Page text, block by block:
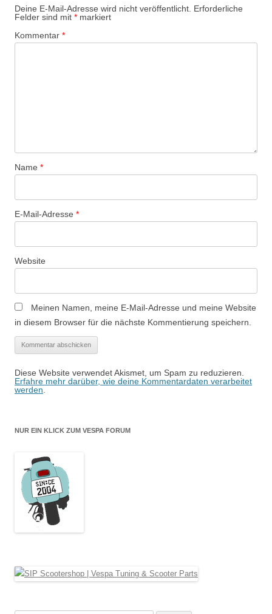
a
g
s
t
o
Deine E-Mail-Adresse wird nicht veröffentlicht. Erforderliche
Felder sind mit * markiert
Kommentar *
Name *
E-Mail-Adresse *
Website
Meinen Namen, meine E-Mail-Adresse und meine Website
in diesem Browser für die nächste Kommentierung speichern.
Diese Website verwendet Akismet, um Spam zu reduzieren.
Erfahre mehr darüber, wie deine Kommentardaten verarbeitet
werden
NUR EIN KLICK ZUM VESPA FORUM